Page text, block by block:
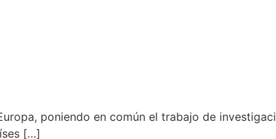
poniendo en común el trabajo de
[…]